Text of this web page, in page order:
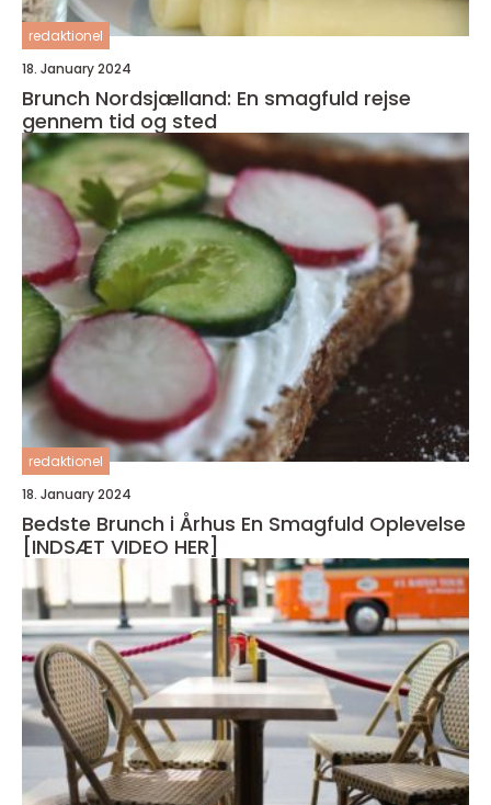
redaktionel
18. January 2024
Brunch Nordsjælland: En smagfuld rejse
gennem tid og sted
redaktionel
18. January 2024
Bedste Brunch i Århus En Smagfuld Oplevelse
[INDSÆT VIDEO HER]